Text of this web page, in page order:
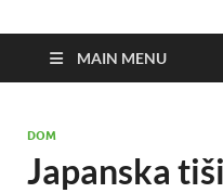
MAIN MENU
DOM
Japanska